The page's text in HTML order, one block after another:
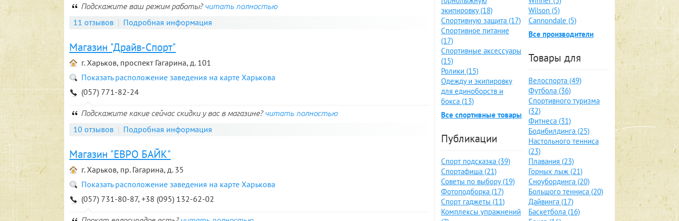
Подскажите ваш режим работы? читать полностью
11 отзывов Подробная информация
Магазин "Драйв-Спорт"
г. Харьков, проспект Гагарина, д. 101
Показать расположение заведения на карте Харькова
(057) 771-82-24
Подскажите какие сейчас скидки у вас в магазине? читать полностью
10 отзывов Подробная информация
Магазин "ЕВРО БАЙК"
г. Харьков, пр. Гагарина, д. 35
Показать расположение заведения на карте Харькова
(057) 731-80-87, +38 (095) 132-62-02
экипировку (18)
Спортивную защита (17)
Спортивное питание
(17)
Спортивные аксессуары
(15)
Ролики (15)
Одежду и экипировку
для единоборств и
бокса (13)
Все спортивные товары
Публикации
Спорт подсказка (39)
Спортафиша (21)
Советы по выбору (19)
Фотоподборка (17)
Спорт гаджеты (11)
Комплексы упражнений
Wilson (5)
Cannondale (5)
Все производители
Товары для
Велоспорта (49)
Футбола (36)
Спортивного туризма
(32)
Фитнеса (31)
Бодибилдинга (25)
Настольного тенниса
(23)
Плавания (23)
Горных лыж (21)
Сноубординга (20)
Большого тенниса (20)
Дайвинга (17)
Баскетбола (16)